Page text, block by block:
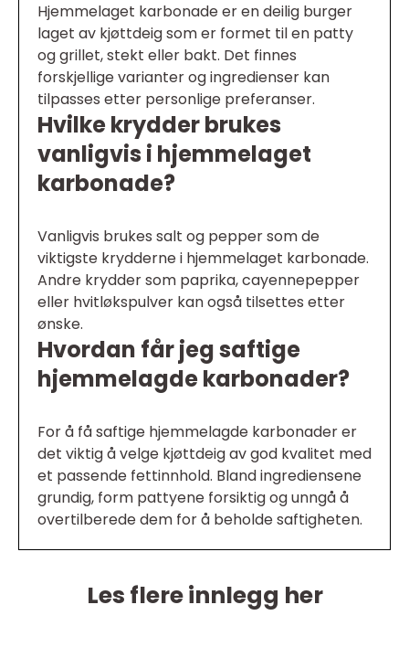
Hjemmelaget karbonade er en deilig burger
laget av kjøttdeig som er formet til en patty
og grillet, stekt eller bakt. Det finnes
forskjellige varianter og ingredienser kan
tilpasses etter personlige preferanser.
Hvilke krydder brukes
vanligvis i hjemmelaget
karbonade?
Vanligvis brukes salt og pepper som de
viktigste krydderne i hjemmelaget karbonade.
Andre krydder som paprika, cayennepepper
eller hvitløkspulver kan også tilsettes etter
ønske.
Hvordan får jeg saftige
hjemmelagde karbonader?
For å få saftige hjemmelagde karbonader er
det viktig å velge kjøttdeig av god kvalitet med
et passende fettinnhold. Bland ingrediensene
grundig, form pattyene forsiktig og unngå å
overtilberede dem for å beholde saftigheten.
Les flere innlegg her